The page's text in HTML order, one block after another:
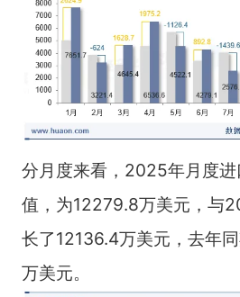
分月度来看，2025年月度
值，为12279.8万美元，与
长了12136.4万美元，去年
万美元。